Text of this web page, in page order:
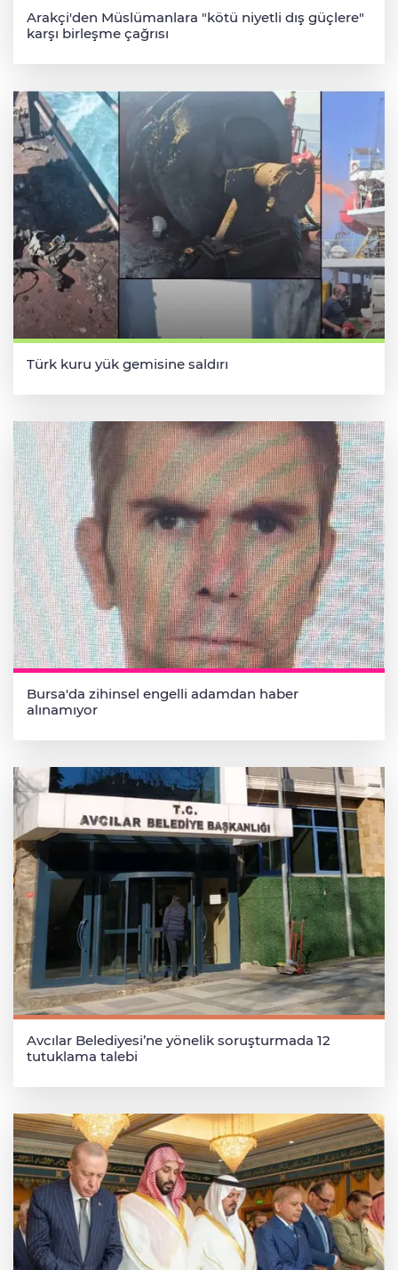
Arakçi'den Müslümanlara "kötü niyetli dış güçlere"
karşı birleşme çağrısı
Türk kuru yük gemisine saldırı
Bursa'da zihinsel engelli adamdan haber
alınamıyor
Avcılar Belediyesi’ne yönelik soruşturmada 12
tutuklama talebi